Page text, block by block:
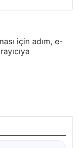
için adım, e-